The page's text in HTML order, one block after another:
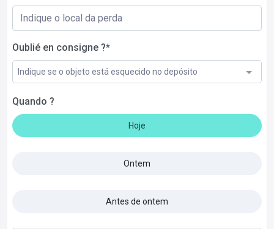
Oublié en consigne ?*
Indique se o objeto está esquecido no depósito
Quando ?
Hoje
Ontem
Antes de ontem